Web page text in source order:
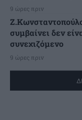
9 ώρες πριν
συμβαίνει δεν
συνεχιζόμενο
9 ώρες πριν